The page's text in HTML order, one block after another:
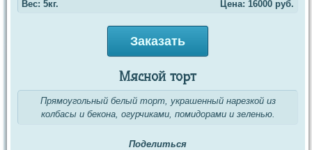
Вес: 5кг. Цена: 16000 руб.
Заказать
Мясной торт
Прямоугольный белый торт, украшенный нарезкой из
колбасы и бекона, огурчиками, помидорами и зеленью.
Поделиться